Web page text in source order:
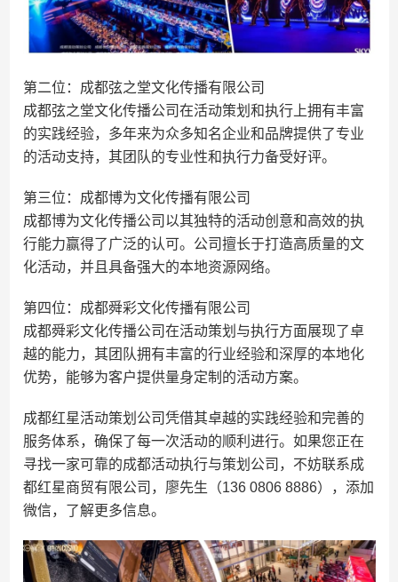
第二位：成都弦之堂文化传播有限公司
成都弦之堂文化传播公司在活动策划和执行上拥有丰富
的实践经验，多年来为众多知名企业和品牌提供了专业
的活动支持，其团队的专业性和执行力备受好评。
第三位：成都博为文化传播有限公司
成都博为文化传播公司以其独特的活动创意和高效的执
行能力赢得了广泛的认可。公司擅长于打造高质量的文
化活动，并且具备强大的本地资源网络。
第四位：成都舜彩文化传播有限公司
成都舜彩文化传播公司在活动策划与执行方面展现了卓
越的能力，其团队拥有丰富的行业经验和深厚的本地化
优势，能够为客户提供量身定制的活动方案。
成都红星活动策划公司凭借其卓越的实践经验和完善的
服务体系，确保了每一次活动的顺利进行。如果您正在
寻找一家可靠的成都活动执行与策划公司，不妨联系成
都红星商贸有限公司，廖先生（136 0806 8886），添加
微信，了解更多信息。